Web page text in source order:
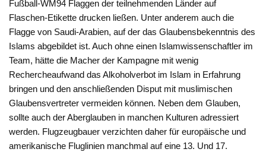
Fußball-WM94 Flaggen der teilnehmenden Länder auf
Flaschen-Etikette drucken ließen. Unter anderem auch die
Flagge von Saudi-Arabien, auf der das Glaubensbekenntnis des
Islams abgebildet ist. Auch ohne einen Islamwissenschaftler im
Team, hätte die Macher der Kampagne mit wenig
Rechercheaufwand das Alkoholverbot im Islam in Erfahrung
bringen und den anschließenden Disput mit muslimischen
Glaubensvertreter vermeiden können. Neben dem Glauben,
sollte auch der Aberglauben in manchen Kulturen adressiert
werden. Flugzeugbauer verzichten daher für europäische und
amerikanische Fluglinien manchmal auf eine 13. Und 17.